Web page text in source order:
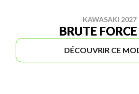
KAWASAKI 2027
BRUTE
DÉCOUVRIR CE